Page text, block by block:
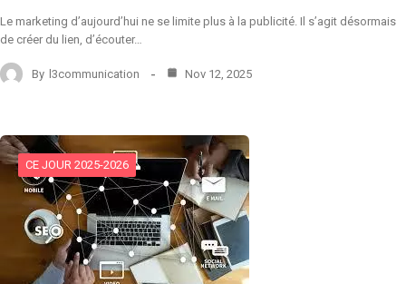
Le marketing d’aujourd’hui ne se limite plus à la publicité. Il s’agit désormais
de créer du lien, d’écouter…
By l3communication Nov 12, 2025
CE JOUR 2025-2026